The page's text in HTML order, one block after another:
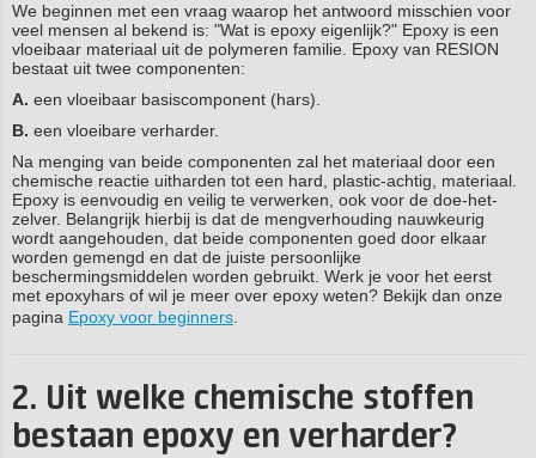
We beginnen met een vraag waarop het antwoord misschien voor
veel mensen al bekend is: "Wat is epoxy eigenlijk?" Epoxy is een
vloeibaar materiaal uit de polymeren familie. Epoxy van RESION
bestaat uit twee componenten:
A. een vloeibaar basiscomponent (hars).
B. een vloeibare verharder.
Na menging van beide componenten zal het materiaal door een
chemische reactie uitharden tot een hard, plastic-achtig, materiaal.
Epoxy is eenvoudig en veilig te verwerken, ook voor de doe-het-
zelver. Belangrijk hierbij is dat de mengverhouding nauwkeurig
wordt aangehouden, dat beide componenten goed door elkaar
worden gemengd en dat de juiste persoonlijke
beschermingsmiddelen worden gebruikt. Werk je voor het eerst
met epoxyhars of wil je meer over epoxy weten? Bekijk dan onze
pagina Epoxy voor beginners
2. Uit welke chemische stoffen
bestaan epoxy en verharder?